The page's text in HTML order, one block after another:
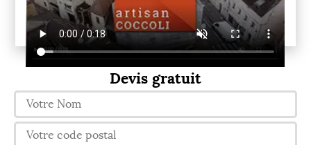
Devis gratuit